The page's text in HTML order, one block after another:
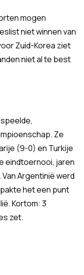
mogen
niet winnen van
Zuid-Korea ziet
niet al te best
Ze
(9-0) en Turkije
eindtoernooi, jaren
Argentinië werd
het een punt
Kortom: 3
zet.